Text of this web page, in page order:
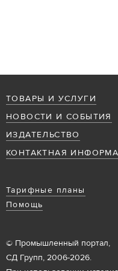
ТОВАРЫ И УСЛУГИ
НОВОСТИ И СОБЫТИЯ
ИЗДАТЕЛЬСТВО
КОНТАКТНАЯ
Тарифные планы
Помощь
© Промышленный портал,
СД Групп, 2006-2026.